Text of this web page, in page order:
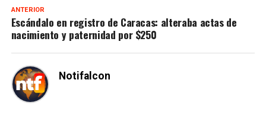
ANTERIOR
Escándalo en registro de Caracas: alteraba actas de
nacimiento y paternidad por $250
Notifalcon